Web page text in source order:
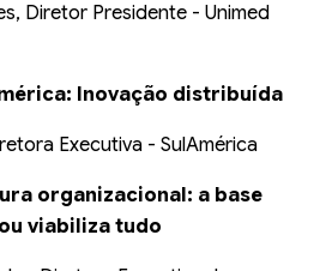
Diretor Presidente - Unimed
Inovação distribuída
Executiva - SulAmérica
organizacional: a base
viabiliza tudo